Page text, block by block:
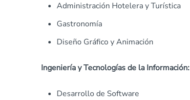
Administración Hotelera y Turística
Gastronomía
Diseño Gráfico y Animación
Ingeniería y Tecnologías de la Información:
Desarrollo de Software